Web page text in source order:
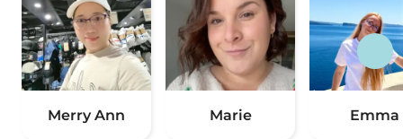
Merry Ann Marie Emma